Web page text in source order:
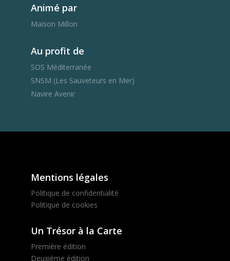
Animé par
Maison Millon
Au profit de
SOS Méditerranée
SNSM (Les Sauveteurs en Mer)
Navire Avenir
Mentions légales
Politique de confidentialité
Politique de cookies
Un Trésor à la Carte
Première édition
Deuxième édition